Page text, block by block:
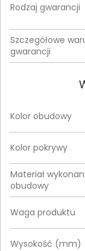
Rodzaj gwarancji
Szczegółowe
gwarancji
Kolor obudowy
Kolor pokrywy
Materiał
obudowy
Waga produktu
Wysokość (mm)